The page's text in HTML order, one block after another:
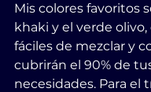
Mis colores favoritos
khaki y el verde olivo,
fáciles de mezclar y
cubrirán el 90% de
necesidades. Para el